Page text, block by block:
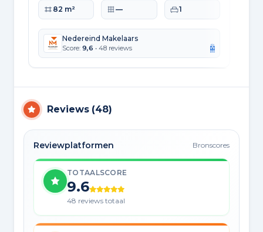
Woonoppervlakte
82 m² Perceeloppervlakte
— Slaapkamers
1
Nedereind Makelaars
Score: 9,6 • 48 reviews
Reviews (48)
Reviewplatformen Bronscores
TOTAALSCORE
9.6
48 reviews totaal